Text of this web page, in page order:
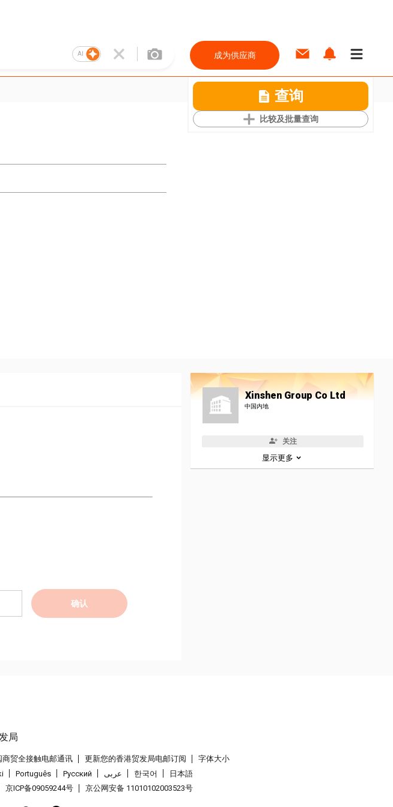
AI 成为供应商
查询
比较及批量查询
确认
Xinshen Group Co Ltd
中国内地
关注
显示更多
商贸全接触电邮通讯 更新您的香港贸发局电邮订阅
字体大小
Português Pусский عربى 한국어
日本語
京ICP备09059244号 京公网安备 11010102003523号